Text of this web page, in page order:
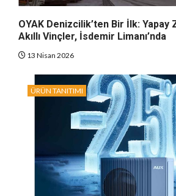
OYAK Denizcilik’ten Bir İlk:
Akıllı Vinçler, İsdemir Limanı’nda
13 Nisan 2026
ÜRÜN TANITIMI